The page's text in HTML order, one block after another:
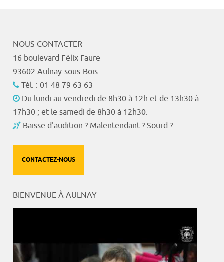
NOUS CONTACTER
16 boulevard Félix Faure
93602 Aulnay-sous-Bois
Tél. : 01 48 79 63 63
Du lundi au vendredi de 8h30 à 12h et de 13h30 à
17h30 ; et le samedi de 8h30 à 12h30.
Baisse d'audition ? Malentendant ? Sourd ?
CONTACTEZ-NOUS
BIENVENUE À AULNAY